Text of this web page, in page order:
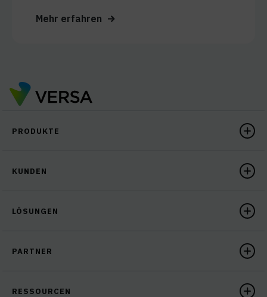
Mehr erfahren
PRODUKTE
KUNDEN
LÖSUNGEN
PARTNER
RESSOURCEN